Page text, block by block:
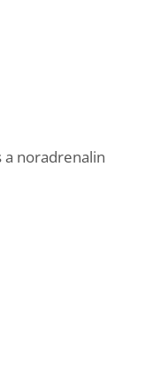
a noradrenalin